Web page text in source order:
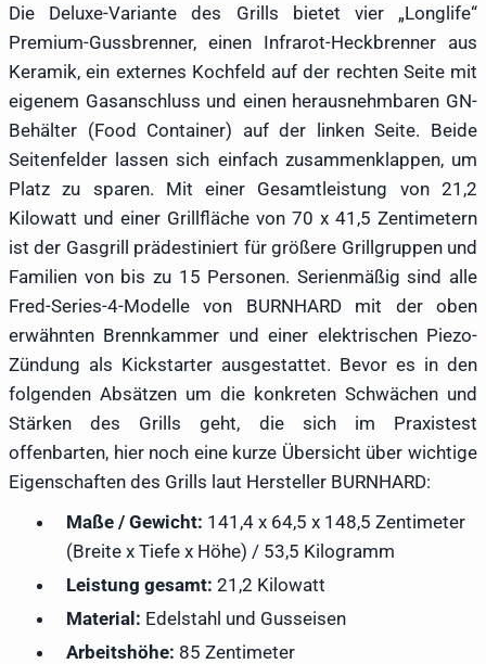
Die Deluxe-Variante des Grills bietet vier „Longlife“
Premium-Gussbrenner, einen Infrarot-Heckbrenner aus
Keramik, ein externes Kochfeld auf der rechten Seite mit
eigenem Gasanschluss und einen herausnehmbaren GN-
Behälter (Food Container) auf der linken Seite. Beide
Seitenfelder lassen sich einfach zusammenklappen, um
Platz zu sparen. Mit einer Gesamtleistung von 21,2
Kilowatt und einer Grillfläche von 70 x 41,5 Zentimetern
ist der Gasgrill prädestiniert für größere Grillgruppen und
Familien von bis zu 15 Personen. Serienmäßig sind alle
Fred-Series-4-Modelle von BURNHARD mit der oben
erwähnten Brennkammer und einer elektrischen Piezo-
Zündung als Kickstarter ausgestattet. Bevor es in den
folgenden Absätzen um die konkreten Schwächen und
Stärken des Grills geht, die sich im Praxistest
offenbarten, hier noch eine kurze Übersicht über wichtige
Eigenschaften des Grills laut Hersteller BURNHARD:
Maße / Gewicht: 141,4 x 64,5 x 148,5 Zentimeter
(Breite x Tiefe x Höhe) / 53,5 Kilogramm
Leistung gesamt: 21,2 Kilowatt
Material: Edelstahl und Gusseisen
Arbeitshöhe: 85 Zentimeter